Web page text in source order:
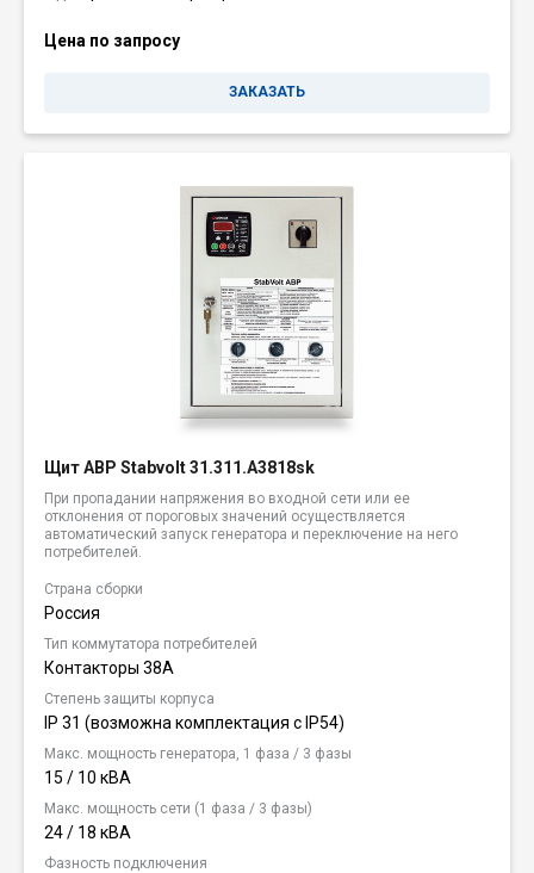
Цена по запросу
ЗАКАЗАТЬ
Щит АВР Stabvolt 31.311.A3818sk
При пропадании напряжения во входной сети или ее
отклонения от пороговых значений осуществляется
автоматический запуск генератора и переключение на него
потребителей.
Страна сборки
Россия
Тип коммутатора потребителей
Контакторы 38А
Степень защиты корпуса
IP 31 (возможна комплектация c IP54)
Макс. мощность генератора, 1 фаза / 3 фазы
15 / 10 кВА
Макс. мощность сети (1 фаза / 3 фазы)
24 / 18 кВА
Фазность подключения